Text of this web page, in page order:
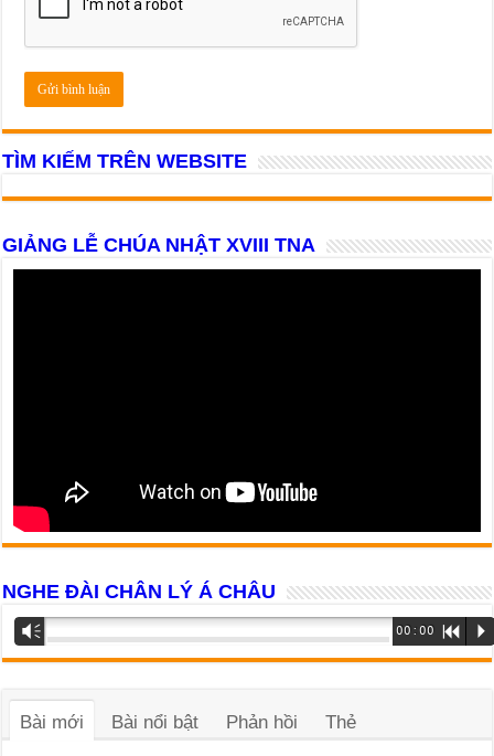
TÌM KIẾM TRÊN WEBSITE
GIẢNG LỄ CHÚA NHẬT XVIII TNA
NGHE ĐÀI CHÂN LÝ Á CHÂU
Trình
phát
âm
Vm 00:00 R P
Bài mới Bài nổi bật Phản hồi Thẻ